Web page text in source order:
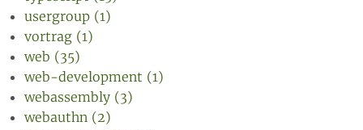
usergroup (1)
vortrag (1)
web (35)
web-development (1)
webassembly (3)
webauthn (2)